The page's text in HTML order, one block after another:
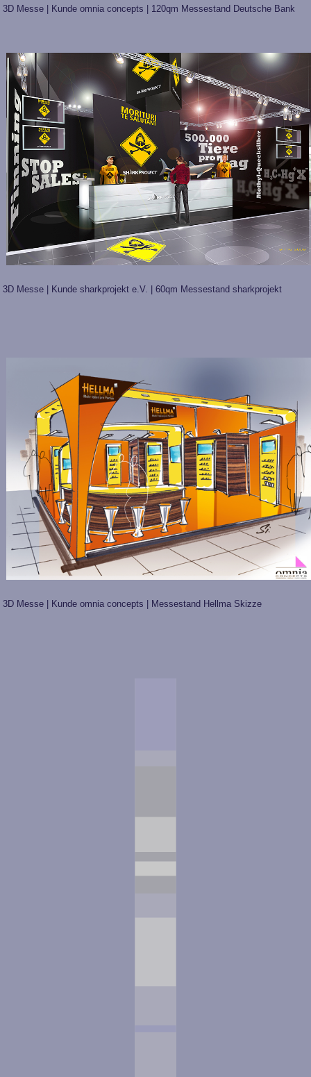
3D Messe | Kunde omnia concepts | 120qm Messestand Deutsche Bank
3D Messe | Kunde sharkprojekt e.V. | 60qm Messestand sharkprojekt
3D Messe | Kunde omnia concepts | Messestand Hellma Skizze